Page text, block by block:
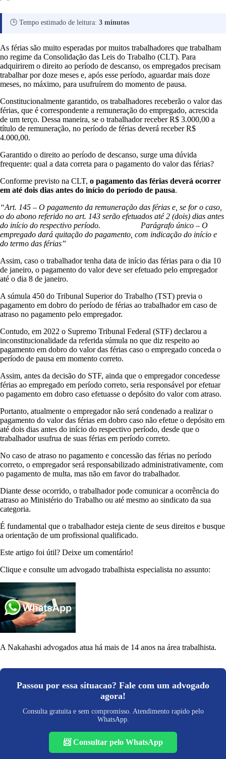
🕒 Tempo estimado de leitura: 3 minutos
As férias são muito esperadas por muitos trabalhadores que trabalham
no regime da Consolidação das Leis do Trabalho (CLT). Para
adquirirem o direito ao período de descanso, os empregados precisam
trabalhar por doze meses e, após esse período, aguardar mais doze
meses, no máximo, para usufruírem do momento de pausa.
Constitucionalmente garantido, os trabalhadores receberão o valor das
férias, que é correspondente a remuneração do empregado, acrescida
de um terço. Dessa maneira, se o trabalhador receber R$ 3.000,00 a
título de remuneração, no período de férias deverá receber R$
4.000,00.
Garantido o direito ao período de descanso, surge uma dúvida
frequente: qual a data correta para o pagamento do valor das férias?
Conforme previsto na CLT, o pagamento das férias deverá ocorrer
em até dois dias antes do início do período de pausa.
“Art. 145 – O pagamento da remuneração das férias e, se for o caso,
o do abono referido no art. 143 serão efetuados até 2 (dois) dias antes
do início do respectivo período. Parágrafo único – O
empregado dará quitação do pagamento, com indicação do início e
do termo das férias”
Assim, caso o trabalhador tenha data de início das férias para o dia 10
de janeiro, o pagamento do valor deve ser efetuado pelo empregador
até o dia 8 de janeiro.
A súmula 450 do Tribunal Superior do Trabalho (TST) previa o
pagamento em dobro do período de férias ao trabalhador em caso de
atraso no pagamento pelo empregador.
Contudo, em 2022 o Supremo Tribunal Federal (STF) declarou a
inconstitucionalidade da referida súmula no que diz respeito ao
pagamento em dobro do valor das férias caso o empregado conceda o
período de pausa em momento correto.
Assim, antes da decisão do STF, ainda que o empregador concedesse
férias ao empregado em período correto, seria responsável por efetuar
o pagamento em dobro caso efetuasse o depósito do valor com atraso.
Portanto, atualmente o empregador não será condenado a realizar o
pagamento do valor das férias em dobro caso não efetue o depósito em
até dois dias antes do início do respectivo período, desde que o
trabalhador usufrua de suas férias em período correto.
No caso de atraso no pagamento e concessão das férias no período
correto, o empregador será responsabilizado administrativamente, com
o pagamento de multa, mas não em favor do trabalhador.
Diante desse ocorrido, o trabalhador pode comunicar a ocorrência do
atraso ao Ministério do Trabalho ou até mesmo ao sindicato da sua
categoria.
É fundamental que o trabalhador esteja ciente de seus direitos e busque
a orientação de um profissional qualificado.
Este artigo foi útil? Deixe um comentário!
Clique e consulte um advogado trabalhista especialista no assunto:
A Nakahashi advogados atua há mais de 14 anos na área trabalhista.
Passou por essa situacao? Fale com um advogado
agora!
Consulta gratuita e sem compromisso. Atendimento rapido pelo
WhatsApp.
📨 Consultar pelo WhatsApp